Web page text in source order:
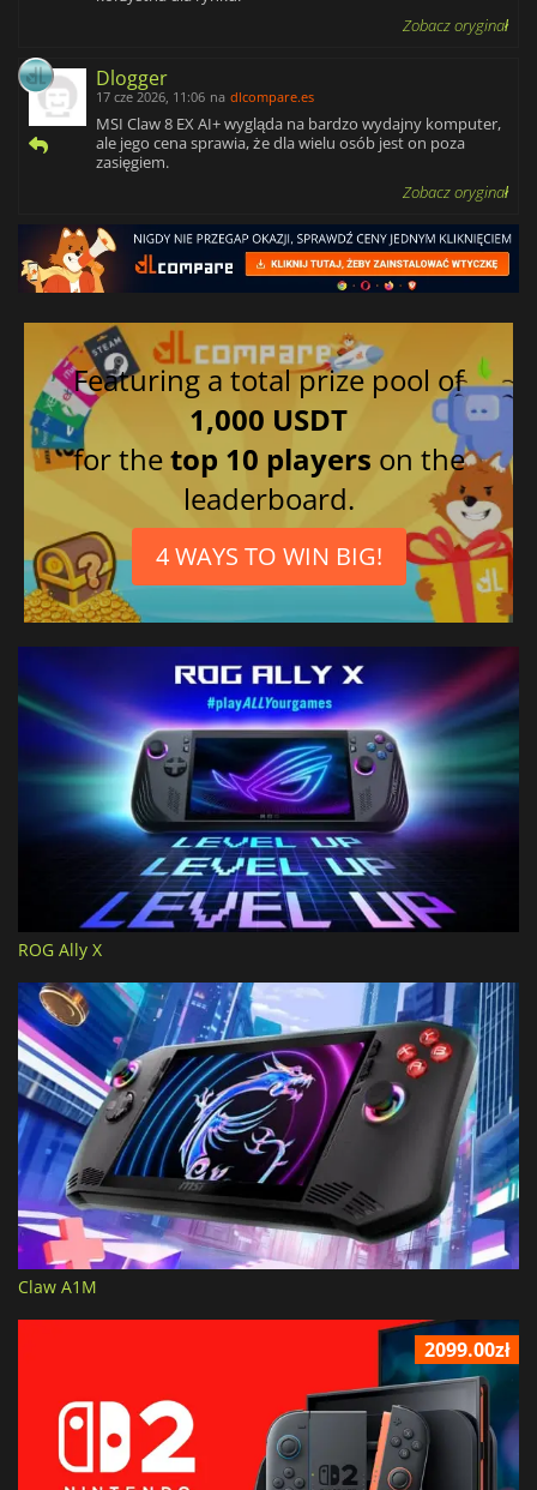
Zobacz oryginał
Dlogger
17 cze 2026, 11:06 na dlcompare.es
MSI Claw 8 EX AI+ wygląda na bardzo wydajny komputer,
ale jego cena sprawia, że dla wielu osób jest on poza
zasięgiem.
Zobacz oryginał
Featuring a total prize pool of
1,000 USDT
for thetop 10 players on the
leaderboard.
4 WAYS TO WIN BIG!
ROG Ally X
Claw A1M
2099.00zł